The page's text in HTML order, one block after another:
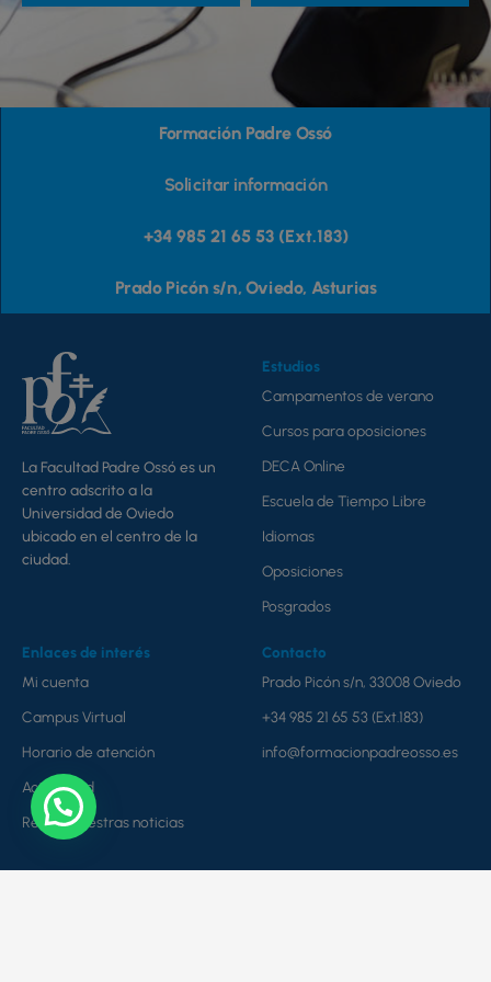
página
de
producto
la
de
Formación Padre Ossó
Solicitar información
+34 985 21 65 53 (Ext.183)
Prado Picón s/n, Oviedo, Asturias
La Facultad Padre Ossó es un
centro adscrito a la
Universidad de Oviedo
ubicado en el centro de la
ciudad.
Estudios
Campamentos de verano
Cursos para oposiciones
DECA Online
Escuela de Tiempo Libre
Idiomas
Oposiciones
Posgrados
Enlaces de interés
Mi cuenta
Campus Virtual
Horario de atención
Actualidad
Recibe nuestras noticias
Contacto
Prado Picón s/n, 33008 Oviedo
+34 985 21 65 53 (Ext.183)
info@formacionpadreosso.es